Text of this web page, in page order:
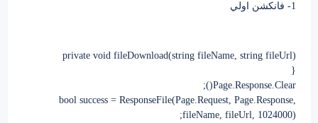
1- فانكشن اولي
private void fileDownload(string fileName, string fileUrl)
{
Page.Response.Clear();
bool success = ResponseFile(Page.Request, Page.Response,
fileName, fileUrl, 1024000);